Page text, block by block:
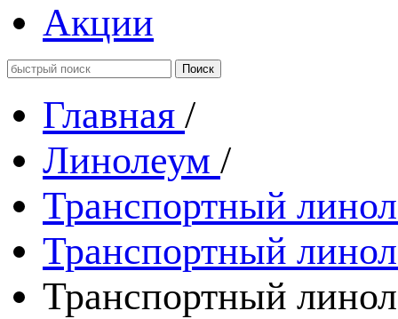
Акции
Главная /
Линолеум /
Транспортный
Транспортный
Транспортный